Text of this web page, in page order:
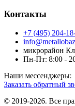
Контакты
+7 (495) 204-
микрорайон
Пн-Пт: 8:00 -
Наши мессенджеры:
Заказать обратный
© 2019-2026. Все